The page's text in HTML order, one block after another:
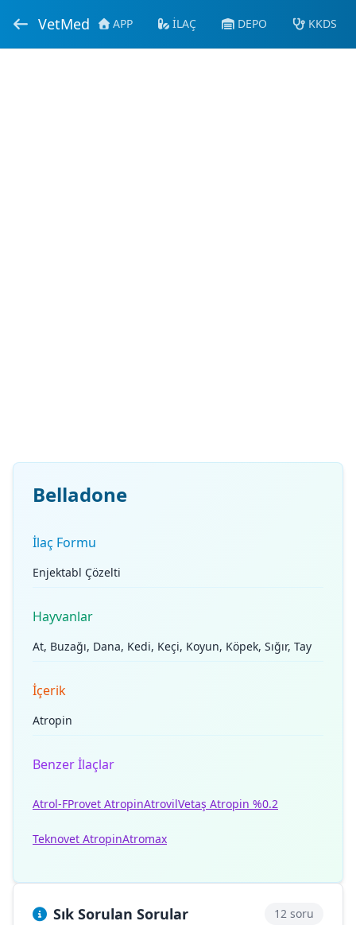
VetMed APP İLAÇ DEPO KKDS
Belladone
İlaç Formu
Enjektabl Çözelti
Hayvanlar
At, Buzağı, Dana, Kedi, Keçi, Koyun, Köpek, Sığır, Tay
İçerik
Atropin
Benzer İlaçlar
Atrol-FProvet AtropinAtrovilVetaş Atropin %0.2
Teknovet AtropinAtromax
Sık Sorulan Sorular 12 soru